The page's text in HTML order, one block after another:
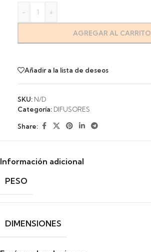
- +
AGREGAR AL CARRITO
Añadir a la lista de deseos
SKU: N/D
Categoría: DIFUSORES
Share:
Información adicional
PESO
DIMENSIONES